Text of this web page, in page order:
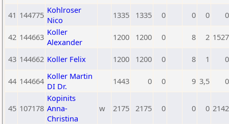
41 144775 Kohlroser
Nico
1335 1335 0 0 0 0
42 144663 Koller
Alexander
1200 1200 0 8 2 1527
43 144662 Koller Felix 1200 1200 0 8 1 0
44 144664 Koller Martin
DI Dr.
1443 0 0 9 3,5 0
45 107178
Kopinits
Anna-
Christina
w 2175 2175 0 0 0 2142